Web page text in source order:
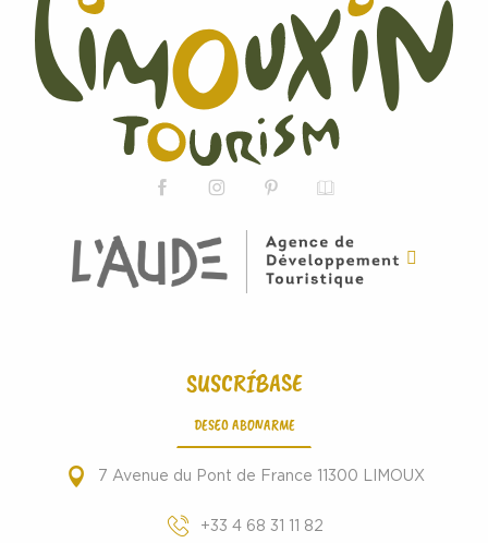
SUSCRÍBASE
DESEO ABONARME
7 Avenue du Pont de France 11300 LIMOUX
+33 4 68 31 11 82